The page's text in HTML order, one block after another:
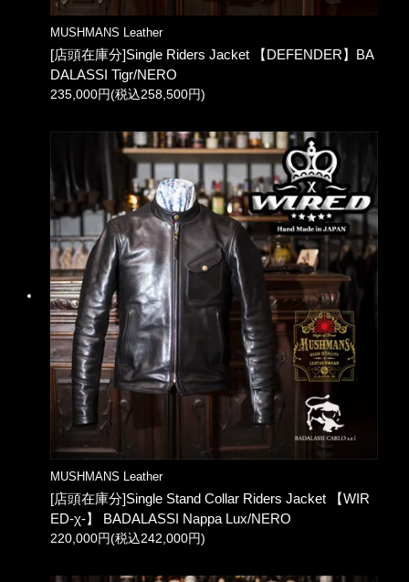
MUSHMANS Leather
[店頭在庫分]Single Riders Jacket 【DEFENDER】BA
DALASSI Tigr/NERO
235,000円(税込258,500円)
MUSHMANS Leather
[店頭在庫分]Single Stand Collar Riders Jacket 【WIR
ED-χ-】 BADALASSI Nappa Lux/NERO
220,000円(税込242,000円)